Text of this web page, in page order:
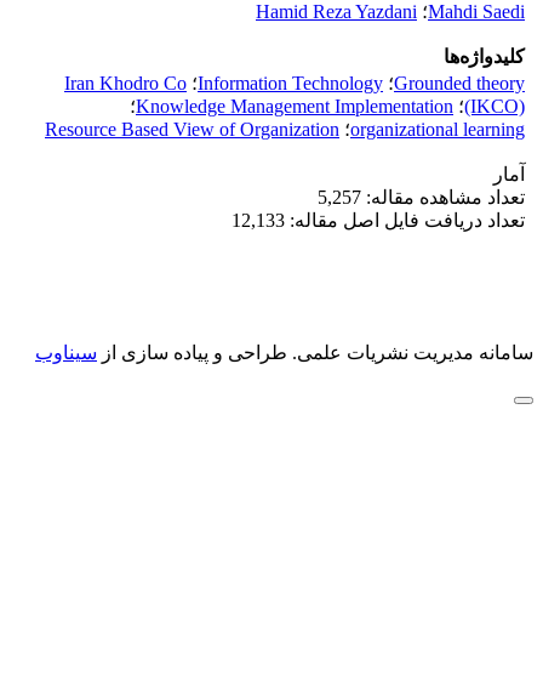
Mahdi Saedi؛ Hamid Reza Yazdani
کلیدواژه‌ها
Grounded theory؛ Information Technology؛ Iran Khodro Co
(IKCO)؛ Knowledge Management Implementation؛
organizational learning؛ Resource Based View of Organization
آمار
تعداد مشاهده مقاله: 5,257
تعداد دریافت فایل اصل مقاله: 12,133
سامانه مدیریت نشریات علمی. طراحی و پیاده سازی از سیناوب